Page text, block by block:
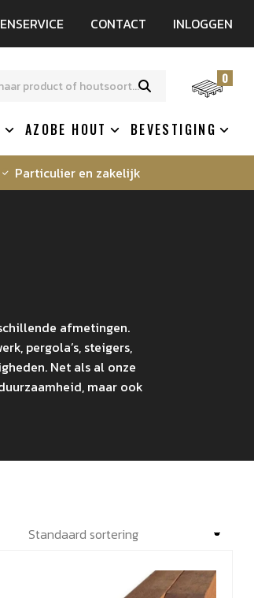
CONTACT INLOGGEN
0
AZOBE HOUT BEVESTIGING
Particulier en zakelijk
afmetingen.
pergola’s, steigers,
Net als al onze
maar ook